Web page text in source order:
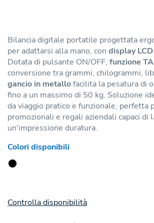
Bilancia digitale portatile progettata
per adattarsi alla mano, con display LCD
Dotata di pulsante ON/OFF, funzione
conversione tra grammi, chilogrammi,
gancio in metallofacilita la pesatura di
fino a un massimo di 50 kg. Soluzione
da viaggio pratico e funzionale, perfetta
promozionali e regali aziendali capaci di
un'impressione duratura.
Colori disponibili
Controlla disponibilità